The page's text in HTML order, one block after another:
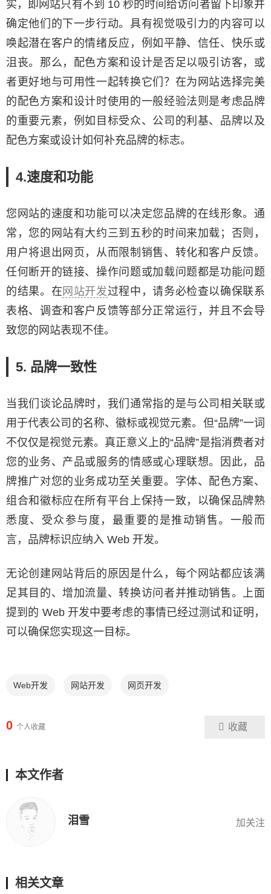
实，即网站只有不到 10 秒的时间给访问者留下印象并
确定他们的下一步行动。具有视觉吸引力的内容可以
唤起潜在客户的情绪反应，例如平静、信任、快乐或
沮丧。那么，配色方案和设计是否足以吸引访客，或
者更好地与可用性一起转换它们？在为网站选择完美
的配色方案和设计时使用的一般经验法则是考虑品牌
的重要元素，例如目标受众、公司的利基、品牌以及
配色方案或设计如何补充品牌的标志。
4.速度和功能
您网站的速度和功能可以决定您品牌的在线形象。通
常，您的网站有大约三到五秒的时间来加载；否则，
用户将退出网页，从而限制销售、转化和客户反馈。
任何断开的链接、操作问题或加载问题都是功能问题
的结果。在 网站开发过程中，请务必检查以确保联系
表格、调查和客户反馈等部分正常运行，并且不会导
致您的网站表现不佳。
5. 品牌一致性
当我们谈论品牌时，我们通常指的是与公司相关联或
用于代表公司的名称、徽标或视觉元素。但“品牌”一词
不仅仅是视觉元素。真正意义上的“品牌”是指消费者对
您的业务、产品或服务的情感或心理联想。因此，品
牌推广对您的业务成功至关重要。字体、配色方案、
组合和徽标应在所有平台上保持一致，以确保品牌熟
悉度、受众参与度，最重要的是推动销售。一般而
言，品牌标识应纳入 Web 开发。
无论创建网站背后的原因是什么，每个网站都应该满
足其目的、增加流量、转换访问者并推动销售。上面
提到的 Web 开发中要考虑的事情已经过测试和证明，
可以确保您实现这一目标。
Web开发 网站开发 网页开发
0 个人收藏 收藏
本文作者
泪雪 加关注
相关文章